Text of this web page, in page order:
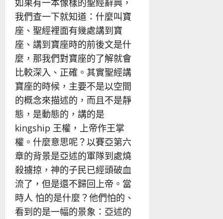
如果有一本像樣的聖經辭典，
我們查一下就知道：什麼叫寶
座、聖經裡面有幾處講到寶
座、講到寶座時的前後文是什
麼，那我們對寶座的了解就會
比較深入、正確。其實聖經講
寶座的時候，主要不是以空間
的概念來描述的，而且不是靜
態，是動態的，講的是
kingship 王權，上帝作王掌
權。什麼意思呢？以賽亞第六
章的背景是亞述的軍隊到處燒
殺擄掠，神的子民已經頭破血
流了，但是還不歸回上帝。當
時人 怕的是什麼？他們怕的、
看到的是一幅的景象：亞述的